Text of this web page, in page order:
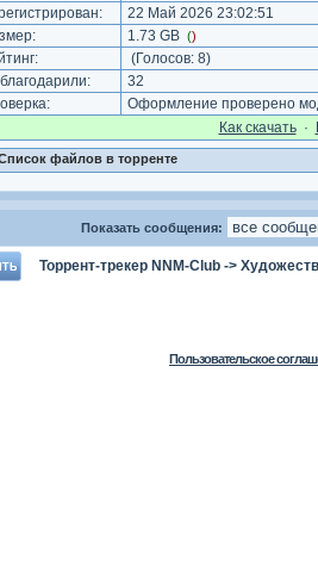
22 Май 2026 23:02:51
1.73 GB ()
(Голосов: 8)
32
Оформление проверено
Как cкачать·
файлов в торренте
Показать сообщения:
Торрент-трекер NNM-Club ->
Пользовательское